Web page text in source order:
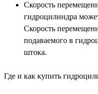
Скорость
гидроцилиндра
Скорость
подаваемого в
штока.
Где и как купить